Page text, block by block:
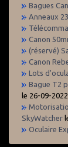
Bagues
Anneaux
Canon
(réservé)
Canon
Lots
Bague T2
le 26-09-2022
SkyWatcher
Oculaire